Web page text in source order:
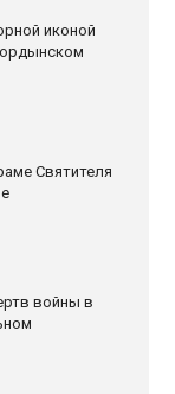
иконой
Святителя
войны в